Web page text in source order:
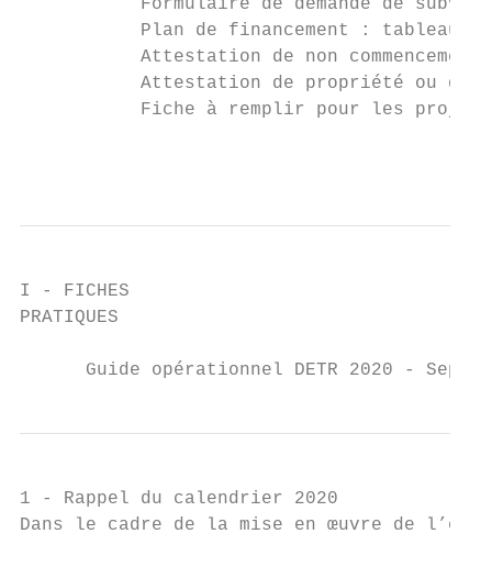
Formulaire de demande de
Plan de financement : tableau
Attestation de non commencement
Attestation de propriété ou de
Fiche à remplir pour les
I - FICHES
PRATIQUES
Guide opérationnel DETR 2020 -
1 - Rappel du calendrier 2020
Dans le cadre de la mise en œuvre de